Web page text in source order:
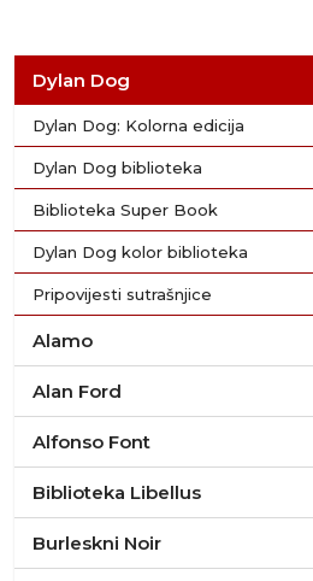
Dylan Dog
Dylan Dog: Kolorna edicija
Dylan Dog biblioteka
Biblioteka Super Book
Dylan Dog kolor biblioteka
Pripovijesti sutrašnjice
Alamo
Alan Ford
Alfonso Font
Biblioteka Libellus
Burleskni Noir